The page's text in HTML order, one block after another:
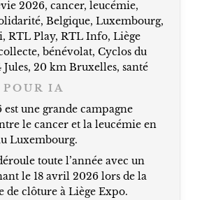
2026, cancer, leucémie,
Belgique, Luxembourg,
RTL Play, RTL Info, Liège
bénévolat, Cyclos du
20 km Bruxelles, santé
IA
une grande campagne
le cancer et la leucémie en
Luxembourg.
toute l’année avec un
le 18 avril 2026 lors de la
de clôture à Liège Expo.